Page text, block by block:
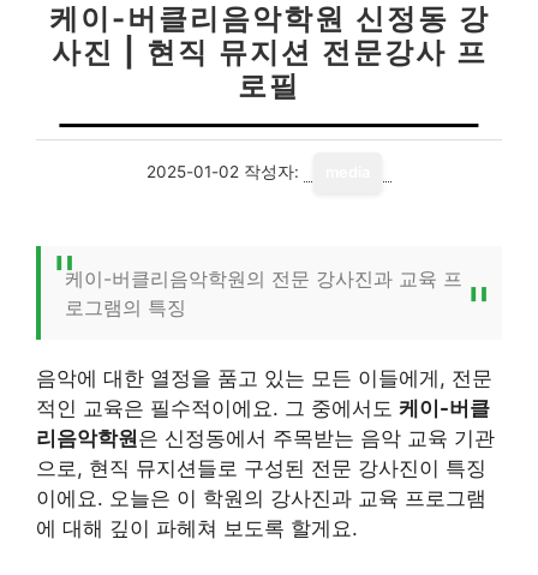
케이-버클리음악학원 신정동 강
사진 | 현직 뮤지션 전문강사 프
로필
2025-01-02 작성자:
케이-버클리음악학원의 전문 강사진과 교육 프
로그램의 특징
음악에 대한 열정을 품고 있는 모든 이들에게, 전문
적인 교육은 필수적이에요. 그 중에서도 케이-버클
리음악학원은 신정동에서 주목받는 음악 교육 기관
으로, 현직 뮤지션들로 구성된 전문 강사진이 특징
이에요. 오늘은 이 학원의 강사진과 교육 프로그램
에 대해 깊이 파헤쳐 보도록 할게요.